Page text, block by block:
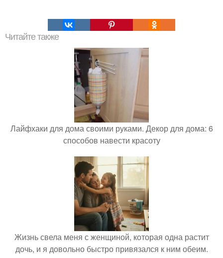
Читайте также
Лайфхаки для дома своими руками. Декор для дома: 6
способов навести красоту
Жизнь свела меня с женщиной, которая одна растит
дочь, и я довольно быстро привязался к ним обеим.